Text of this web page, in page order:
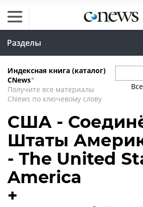
Разделы
Индексная книга (каталог)
CNews*
Получите все материалы
CNews по ключевому слову
США -
Штаты
- The United
America
+